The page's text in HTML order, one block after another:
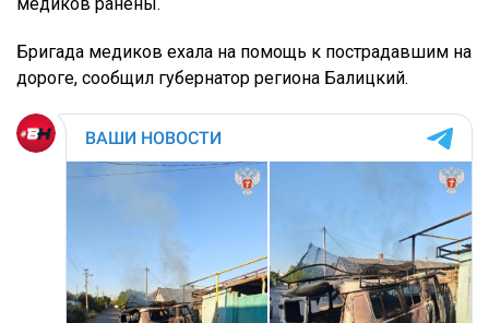
Бригада медиков ехала на помощь к пострадавшим на
дороге, сообщил губернатор региона Балицкий.